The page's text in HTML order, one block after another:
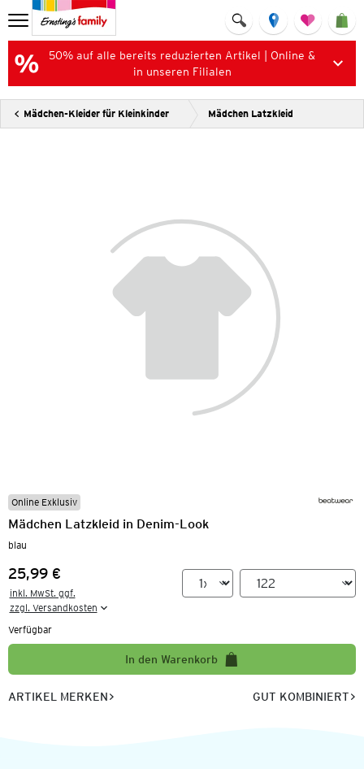
50% auf alle bereits reduzierten Artikel | Online &
in unseren Filialen
Mädchen-Kleider für Kleinkinder Mädchen Latzkleid
Online Exklusiv
Mädchen Latzkleid in Denim-Look
blau
Preis:
25,99 €
inkl. MwSt. ggf.
zzgl. Versandkosten
Verfügbar
In den Warenkorb
ARTIKEL MERKEN GUT KOMBINIERT